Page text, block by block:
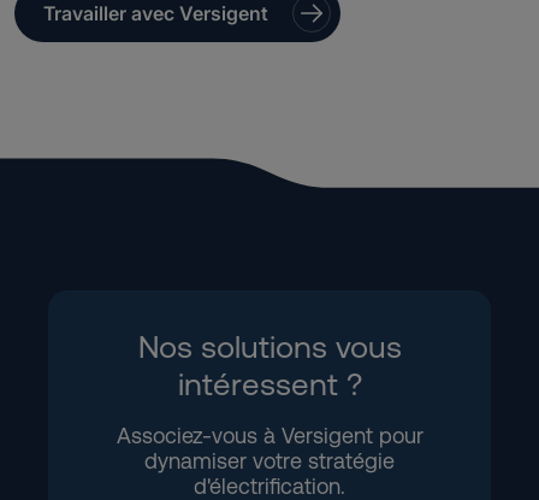
Travailler avec Versigent
Nos solutions vous
intéressent ?
Associez-vous à Versigent pour
dynamiser votre stratégie
d'électrification.